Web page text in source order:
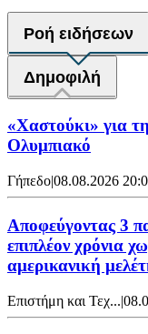
Ροή ειδήσεων
Δημοφιλή
«Χαστούκι» για
Ολυμπιακό
Γήπεδο|08.08.2026
Αποφεύγοντας 3
επιπλέον χρόνια
αμερικανική
Επιστήμη και Τεχ...|